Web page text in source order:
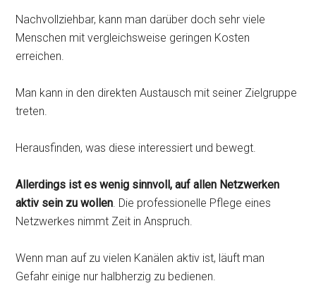
Nachvollziehbar, kann man darüber doch sehr viele
Menschen mit vergleichsweise geringen Kosten
erreichen.
Man kann in den direkten Austausch mit seiner Zielgruppe
treten.
Herausfinden, was diese interessiert und bewegt.
Allerdings ist es wenig sinnvoll, auf allen Netzwerken
aktiv sein zu wollen . Die professionelle Pflege eines
Netzwerkes nimmt Zeit in Anspruch.
Wenn man auf zu vielen Kanälen aktiv ist, läuft man
Gefahr einige nur halbherzig zu bedienen.